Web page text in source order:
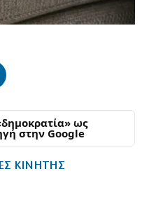
ως
στην Google
ΚΙΝΗΤΗΣ